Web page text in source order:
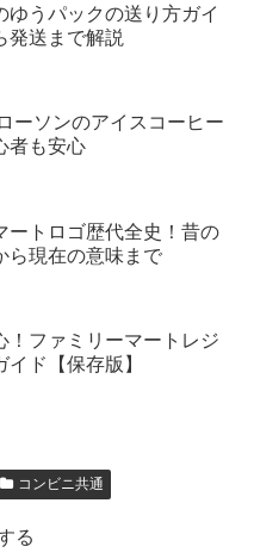
ゆうパックの送り方ガイ
発送まで解説
ーソンのアイスコーヒー
者も安心
ートロゴ歴代全史！昔の
ら現在の意味まで
！ファミリーマートレジ
ド【保存版】
コンビニ共通
る